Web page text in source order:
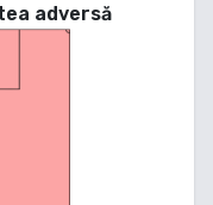
adversă